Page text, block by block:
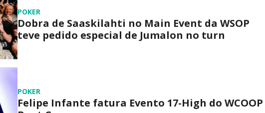
POKER
Dobra de Saaskilahti no Main Event da WSOP
teve pedido especial de Jumalon no turn
POKER
Felipe Infante fatura Evento 17-High do WCOOP